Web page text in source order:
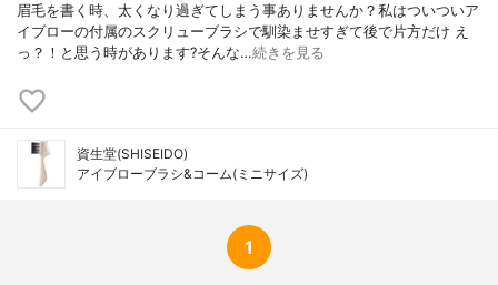
眉毛を書く時、太くなり過ぎてしまう事ありませんか？私はついついア
イブローの付属のスクリューブラシで馴染ませすぎて後で片方だけ え
っ？！と思う時があります?そんな…続きを見る
資生堂(SHISEIDO)
アイブローブラシ&コーム(ミニサイズ)
1